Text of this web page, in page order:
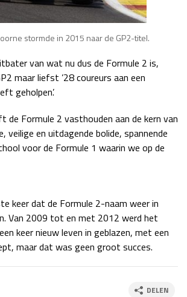
stormde in 2015 naar de GP2-titel.
van wat nu dus de Formule 2 is,
maar liefst ’28 coureurs aan een
geholpen’.
de Formule 2 vasthouden aan de kern van
veilige en uitdagende bolide, spannende
voor de Formule 1 waarin we op de
keer dat de Formule 2-naam weer in
Van 2009 tot en met 2012 werd het
keer nieuw leven in geblazen, met een
maar dat was geen groot succes.
DELEN